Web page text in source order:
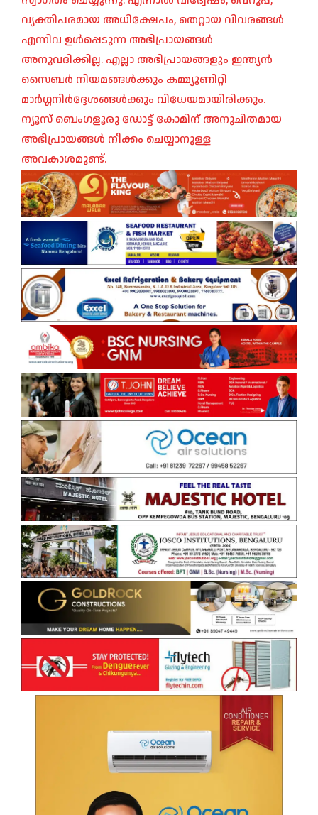
വ്യക്തിപരമായ അധിക്ഷേപം, തെറ്റായ വിവരങ്ങൾ
എന്നിവ ഉൾപ്പെടുന്ന അഭിപ്രായങ്ങൾ
അനുവദിക്കില്ല. എല്ലാ അഭിപ്രായങ്ങളും ഇന്ത്യൻ
സൈബർ നിയമങ്ങൾക്കും കമ്മ്യൂണിറ്റി
മാർഗ്ഗനിർദ്ദേശങ്ങൾക്കും വിധേയമായിരിക്കും.
ന്യൂസ് ബെംഗളൂരു ഡോട്ട് കോമിന് അനുചിതമായ
അഭിപ്രായങ്ങൾ നീക്കം ചെയ്യാനുള്ള
അവകാശമുണ്ട്.